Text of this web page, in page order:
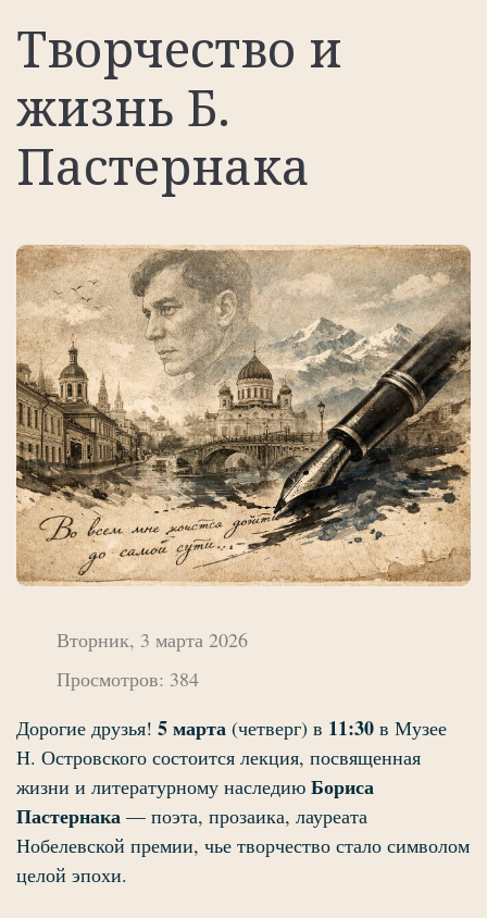
Творчество и
жизнь Б.
Пастернака
Вторник, 3 марта 2026
Просмотров: 384
Дорогие друзья! 5 марта (четверг) в 11:30 в Музее
Н. Островского состоится лекция, посвященная
жизни и литературному наследию Бориса
Пастернака — поэта, прозаика, лауреата
Нобелевской премии, чье творчество стало символом
целой эпохи.